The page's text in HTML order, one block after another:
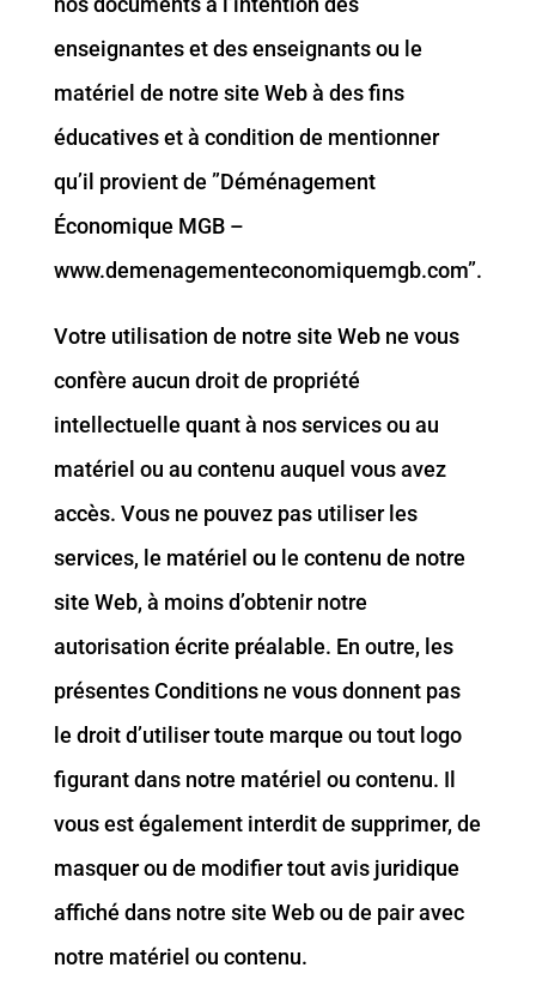
enseignantes et des enseignants ou le
matériel de notre site Web à des fins
éducatives et à condition de mentionner
qu’il provient de ”Déménagement
Économique MGB –
www.demenagementeconomiquemgb.com”.
Votre utilisation de notre site Web ne vous
confère aucun droit de propriété
intellectuelle quant à nos services ou au
matériel ou au contenu auquel vous avez
accès. Vous ne pouvez pas utiliser les
services, le matériel ou le contenu de notre
site Web, à moins d’obtenir notre
autorisation écrite préalable. En outre, les
présentes Conditions ne vous donnent pas
le droit d’utiliser toute marque ou tout logo
figurant dans notre matériel ou contenu. Il
vous est également interdit de supprimer, de
masquer ou de modifier tout avis juridique
affiché dans notre site Web ou de pair avec
notre matériel ou contenu.